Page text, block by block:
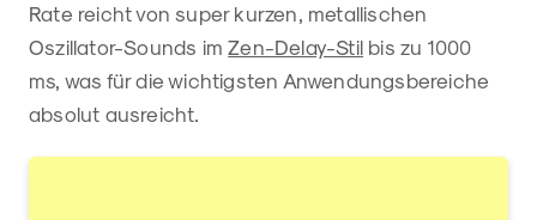
Rate reicht von super kurzen, metallischen
Oszillator-Sounds imZen-Delay-Stil bis zu 1000
ms, was für die wichtigsten Anwendungsbereiche
absolut ausreicht.